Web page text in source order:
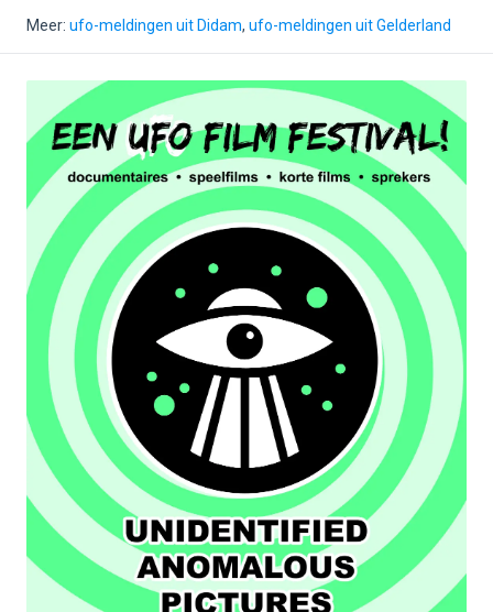
Meer: ufo-meldingen uit Didam, ufo-meldingen uit Gelderland